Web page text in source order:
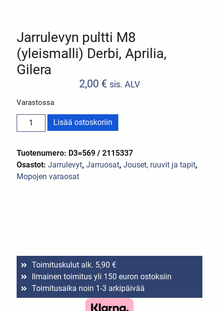
Jarrulevyn pultti M8
(yleismalli) Derbi, Aprilia,
Gilera
2,00 € sis. ALV
Varastossa
Lisää ostoskoriin
Tuotenumero: D3=569 / 2115337
Osastot:Jarrulevyt,Jarruosat,Jouset, ruuvit ja tapit,
Mopojen varaosat
Toimituskulut alk. 5,90 €
Ilmainen toimitus yli 150 euron ostoksiin
Toimitusaika noin 1-3 arkipäivää